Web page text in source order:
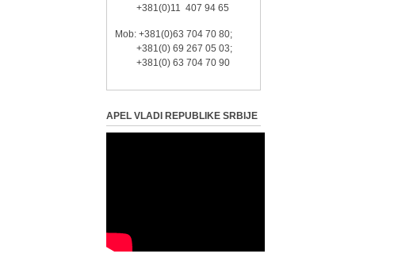
+381(0)11 407 94 65
Mob: +381(0)63 704 70 80;
+381(0) 69 267 05 03;
+381(0) 63 704 70 90
APEL VLADI REPUBLIKE SRBIJE